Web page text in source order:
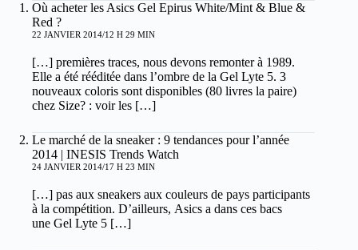
Où acheter les Asics Gel Epirus White/Mint & Blue &
Red ?
22 JANVIER 2014/12 H 29 MIN
[…] premières traces, nous devons remonter à 1989.
Elle a été rééditée dans l’ombre de la Gel Lyte 5. 3
nouveaux coloris sont disponibles (80 livres la paire)
chez Size? : voir les […]
Le marché de la sneaker : 9 tendances pour l’année
2014 | INESIS Trends Watch
24 JANVIER 2014/17 H 23 MIN
[…] pas aux sneakers aux couleurs de pays participants
à la compétition. D’ailleurs, Asics a dans ces bacs
une Gel Lyte 5 […]